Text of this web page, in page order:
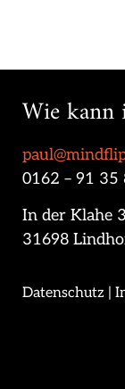
Wie kann
0162 – 91 35
In der Klahe
31698
Datenschutz